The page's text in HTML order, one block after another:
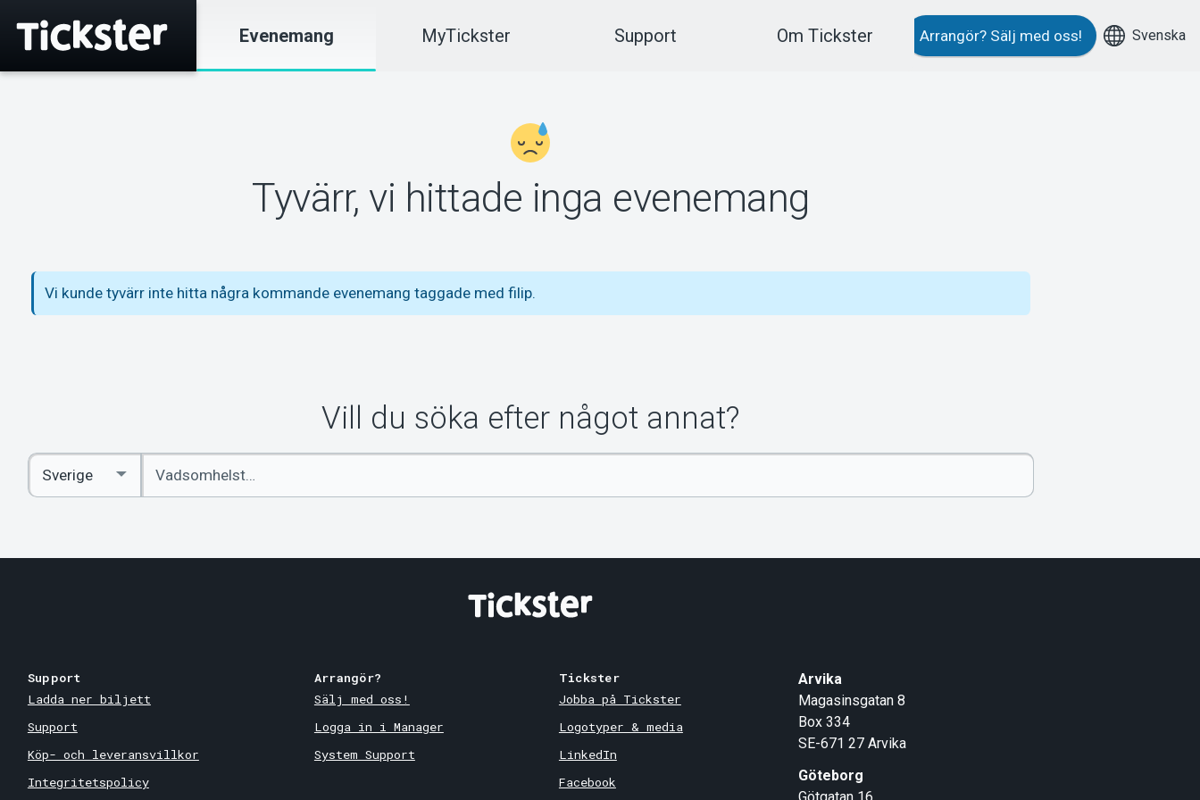
Evenemang MyTickster Support Om Tickster Arrangör? Sälj med oss! Svenska
Tyvärr, vi hittade inga evenemang
Vi kunde tyvärr inte hitta några kommande evenemang taggade med filip.
Vill du söka efter något annat?
Ange
sökord
Select
Country
Support
Ladda ner biljett
Support
Köp- och leveransvillkor
Integritetspolicy
Arrangör?
Sälj med oss!
Logga in i Manager
System Support
Tickster
Jobba på Tickster
Logotyper & media
LinkedIn
Facebook
Arvika
Magasinsgatan 8
Box 334
SE-671 27 Arvika
Göteborg